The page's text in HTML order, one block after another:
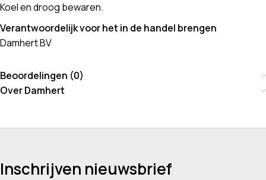
Koel en droog bewaren.
Verantwoordelijk voor het in de handel brengen
Damhert BV
Beoordelingen (0)
Over Damhert
Inschrijven nieuwsbrief